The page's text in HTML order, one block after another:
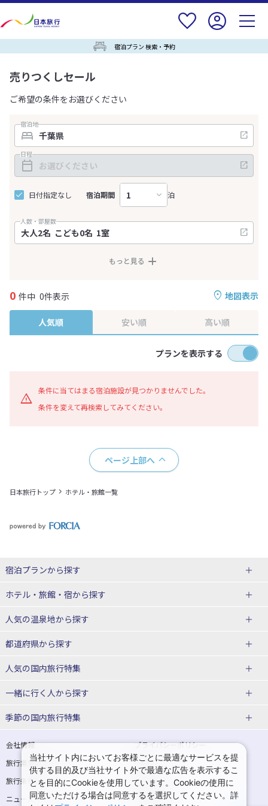
宿泊プラン 検索・予約
売りつくしセール
ご希望の条件をお選びください
宿泊地
日程
日付指定なし 宿泊期間 泊
人数・部屋数
もっと見る
地図表示
0 件中 0件表示
人気順 安い順 高い順
プランを表示する
条件に当てはまる宿泊施設が見つかりませんでした。
条件を変えて再検索してみてください。
ページ上部へ
日本旅行トップ ホテル・旅館一覧
宿泊プランから探す
北海道
東北
青森県
宮城県
山形県
関東
埼玉県 千葉県
茨城県 栃木県
ホテル・旅館・宿から探す
北海道ホテル・旅館
青森県ホテル・旅館
宮城県ホテル・旅館
山形県ホテル・旅館
東京都ホテル・旅館 神奈川県ホテル・旅館
埼玉県ホテル・旅館 千葉県ホテル・旅館
人気の温泉地から探す
北海道
湯の川温泉(北海道)
十勝川温泉(北海道)
洞爺湖温泉(北海道)
層雲峡温泉(北海道)
東北
花巻温泉(岩手) 蔵王温泉(山形)
都道府県から探す
北海道旅行・ツアー
東北
青森旅行・ツアー 岩手旅行・ツアー
宮城旅行・ツアー 秋田旅行・ツアー
山形旅行・ツアー 福島旅行・ツアー
人気の国内旅行特集
東京ディズニーリゾート®への旅
ユニバーサル・スタジオ・ジャパ
一緒に行く人から探す
一人旅 国内版
カップル・夫婦旅行 国内版 女子旅 国内版
卒業旅行・学生旅行 国内版
季節の国内旅行特集
桜・お花見特集
ゴールデンウィーク（GW）の国内
旅行
夏休み・お盆の国内旅行 7月の国内旅行
8月の国内旅行 9月の国内旅行
会社情報
プライバシーポリシー
旅行業登録票・約款
規約集
旅行条件書
商標について
ニュースリリース
採用情報
当社サイト内においてお客様ごとに最適なサービスを提
供する目的及び当社サイト外で最適な広告を表示するこ
とを目的にCookieを使用しています。Cookieの使用に
同意いただける場合は同意するを選択してください。詳